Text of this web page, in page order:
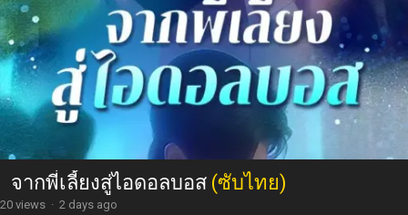
จากพี่เลี้ยงสู่ไอดอลบอส (ซับไทย)
20 views · 2 days ago